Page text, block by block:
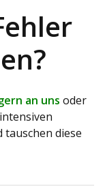
an uns oder
diese